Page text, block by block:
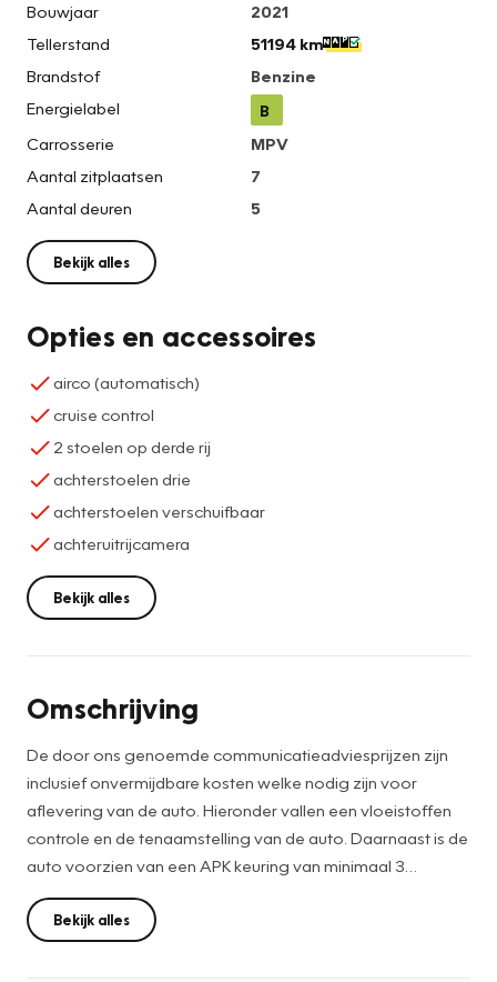
Bouwjaar
2021
Tellerstand
51194 km
Brandstof
Benzine
Energielabel
B
Carrosserie
MPV
Aantal zitplaatsen
7
Aantal deuren
5
Bekijk alles
Opties en accessoires
airco (automatisch)
cruise control
2 stoelen op derde rij
achterstoelen drie
achterstoelen verschuifbaar
achteruitrijcamera
Bekijk alles
Omschrijving
De door ons genoemde communicatieadviesprijzen zijn
inclusief onvermijdbare kosten welke nodig zijn voor
aflevering van de auto. Hieronder vallen een vloeistoffen
controle en de tenaamstelling van de auto. Daarnaast is de
auto voorzien van een APK keuring van minimaal 3
maanden. Het optionele Berkelaar Zekerheidspakket is
altijd de keuze van de consument en kan desgewenst
tegen meerprijs geleverd worden. Wilt u deze auto van
Bekijk alles